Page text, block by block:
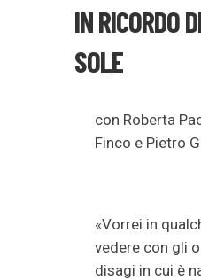
IN RICORDO
SOLE
con Roberta
Finco e Pietro
«Vorrei in
vedere con gli
disagi in cui è